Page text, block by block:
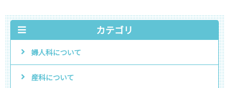
カテゴリ
婦人科について
産科について